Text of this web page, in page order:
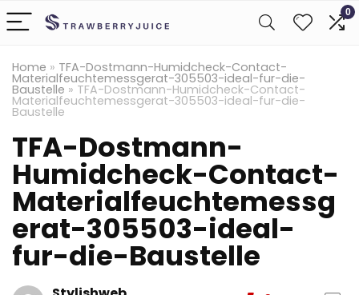
0
Home » TFA-Dostmann-Humidcheck-Contact-
Materialfeuchtemessgerat-305503-ideal-fur-die-
Baustelle » TFA-Dostmann-Humidcheck-Contact-
Materialfeuchtemessgerat-305503-ideal-fur-die-
Baustelle
TFA-Dostmann-
Humidcheck-Contact-
Materialfeuchtemessg
erat-305503-ideal-
fur-die-Baustelle